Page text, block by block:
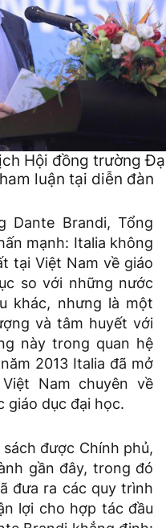
Hội đồng trường
luận tại diễn đàn
Dante Brandi, Tổng
mạnh: Italia không
tại Việt Nam về giáo
so với những nước
khác, nhưng là một
và tâm huyết với
này trong quan hệ
2013 Italia đã mở
Nam chuyên về
giáo dục đại học.
được Chính phủ,
gần đây, trong đó
đưa ra các quy trình
lợi cho hợp tác đầu